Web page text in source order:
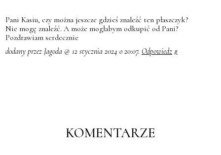
Pani Kasiu, czy można jeszcze gdzieś znaleźć ten płaszczyk?
Nie mogę znaleźć. A może mogłabym odkupić od Pani?
Pozdrawiam serdecznie
dodany przez Jagoda @ 12 stycznia 2024 o 20:07. Odpowiedz #
KOMENTARZE